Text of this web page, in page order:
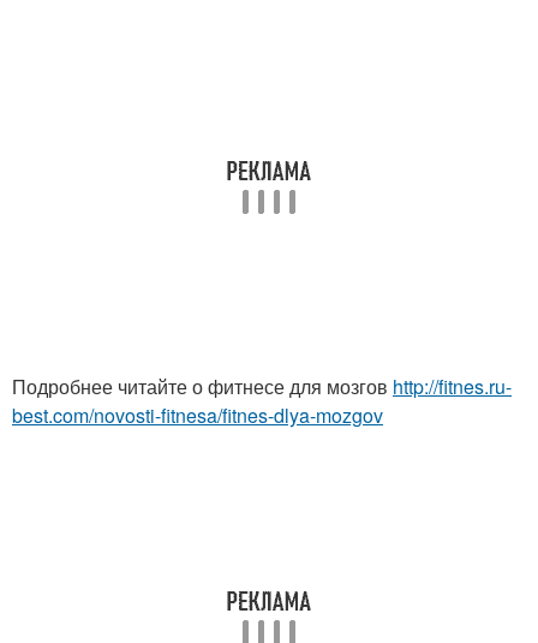
Подробнее читайте о фитнесе для мозгов http://fitnes.ru-
best.com/novosti-fitnesa/fitnes-dlya-mozgov